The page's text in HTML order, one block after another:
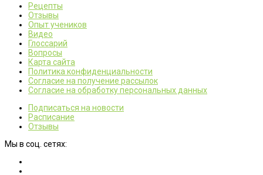
Рецепты
Отзывы
Опыт учеников
Видео
Глоссарий
Вопросы
Карта сайта
Политика конфиденциальности
Согласие на получение рассылок
Согласие на обработку персональных данных
Подписаться на новости
Расписание
Отзывы
Мы в соц. сетях: